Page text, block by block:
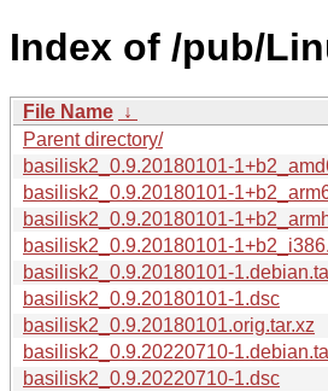
Index of /pub/
File Name ↓
Parent directory/
basilisk2_0.9.20180101-
basilisk2_0.9.20180101-
basilisk2_0.9.20180101-
basilisk2_0.9.20180101-
basilisk2_0.9.20180101-
basilisk2_0.9.20180101-1.dsc
basilisk2_0.9.20180101.orig.tar.xz
basilisk2_0.9.20220710-
basilisk2_0.9.20220710-1.dsc